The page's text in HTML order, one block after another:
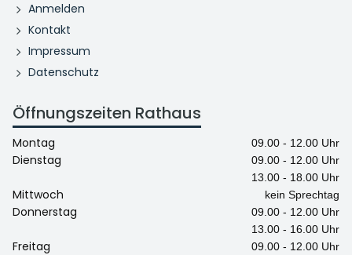
Anmelden
Kontakt
Impressum
Datenschutz
Öffnungszeiten Rathaus
Montag 09.00 - 12.00 Uhr
Dienstag
09.00 - 12.00 Uhr
13.00 - 18.00 Uhr
Mittwoch kein Sprechtag
Donnerstag
09.00 - 12.00 Uhr
13.00 - 16.00 Uhr
Freitag 09.00 - 12.00 Uhr